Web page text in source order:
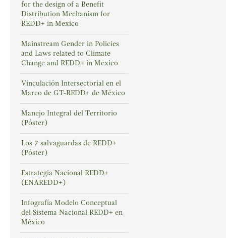
for the design of a Benefit
Distribution Mechanism for
REDD+ in Mexico
Mainstream Gender in Policies
and Laws related to Climate
Change and REDD+ in Mexico
Vinculación Intersectorial en el
Marco de GT-REDD+ de México
Manejo Integral del Territorio
(Póster)
Los 7 salvaguardas de REDD+
(Póster)
Estrategia Nacional REDD+
(ENAREDD+)
Infografía Modelo Conceptual
del Sistema Nacional REDD+ en
México